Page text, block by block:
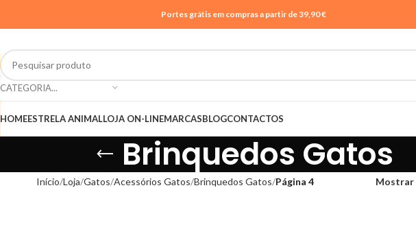
Portes grátis em compras a partir de 39,90 €
CATEGORIA...
HOMEESTRELA ANIMALLOJA ON-LINEMARCASBLOGCONTACTOS
Brinquedos Gatos
Início Loja Gatos Acessórios Gatos Brinquedos Gatos Página 4 Mostrar